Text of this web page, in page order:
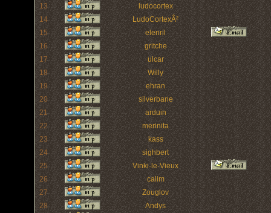
13
ludocortex
14
LudoCortexÂ²
15
elenril
16
gritche
17
ulcar
18
Willy
19
ehran
20
silverbane
21
arduin
22
merinita
23
kass
24
sighbert
25
Vinki-le-Vieux
26
calim
27
Zouglov
28
Andys